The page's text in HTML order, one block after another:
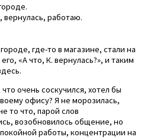
вернулась, работаю.
где-то в магазине, стали на
«А что, К. вернулась?», и таким
очень соскучился, хотел бы
офису? Я не морозилась,
то что, парой слов
возобновилось общение, но
работы, концентрации на